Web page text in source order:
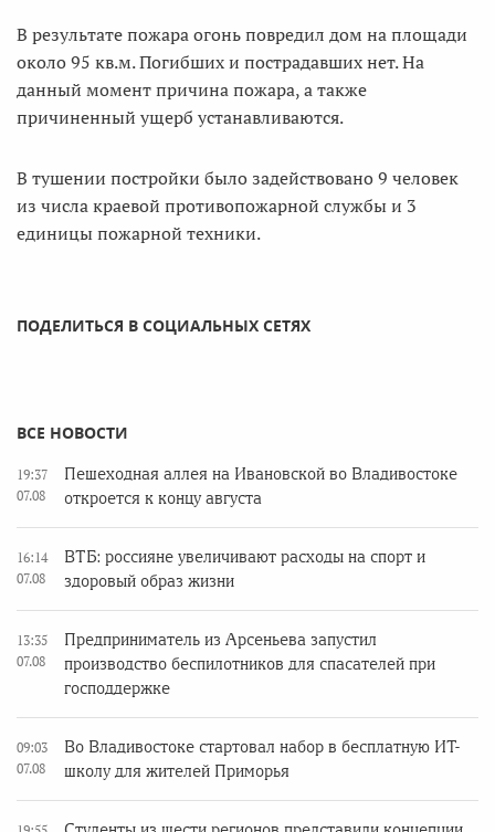
В результате пожара огонь повредил дом на площади
около 95 кв.м. Погибших и пострадавших нет. На
данный момент причина пожара, а также
причиненный ущерб устанавливаются.
В тушении постройки было задействовано 9 человек
из числа краевой противопожарной службы и 3
единицы пожарной техники.
ПОДЕЛИТЬСЯ В СОЦИАЛЬНЫХ СЕТЯХ
ВСЕ НОВОСТИ
19:37
07.08
Пешеходная аллея на Ивановской во Владивостоке
откроется к концу августа
16:14
07.08
ВТБ: россияне увеличивают расходы на спорт и
здоровый образ жизни
13:35
07.08
Предприниматель из Арсеньева запустил
производство беспилотников для спасателей при
господдержке
09:03
07.08
Во Владивостоке стартовал набор в бесплатную ИТ-
школу для жителей Приморья